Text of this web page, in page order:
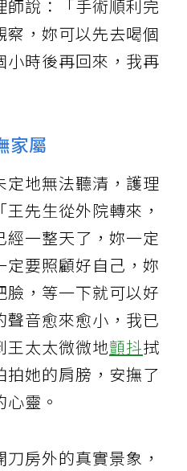
師說：「手術順利完
，妳可以先去喝個
小時後再回來，我再
家屬
定地無法聽清，護理
先生從外院轉來，
一整天了，妳一定
要照顧好自己，妳
，等一下就可以好
音愈來愈小，我已
王太太微微地顫抖拭
她的肩膀，安撫了
靈。
房外的真實景象，